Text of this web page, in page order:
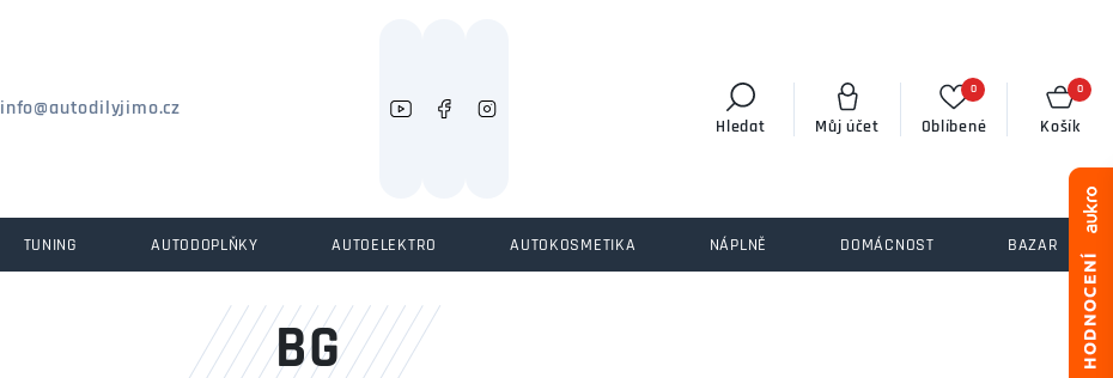
info@autodilyjimo.cz
Hledat Můj účet
0
Oblíbené
0
Košík
TUNING AUTODOPLŇKY AUTOELEKTRO AUTOKOSMETIKA NÁPLNĚ DOMÁCNOST BAZAR
BG
Můžeme vám pomoci něco najít?